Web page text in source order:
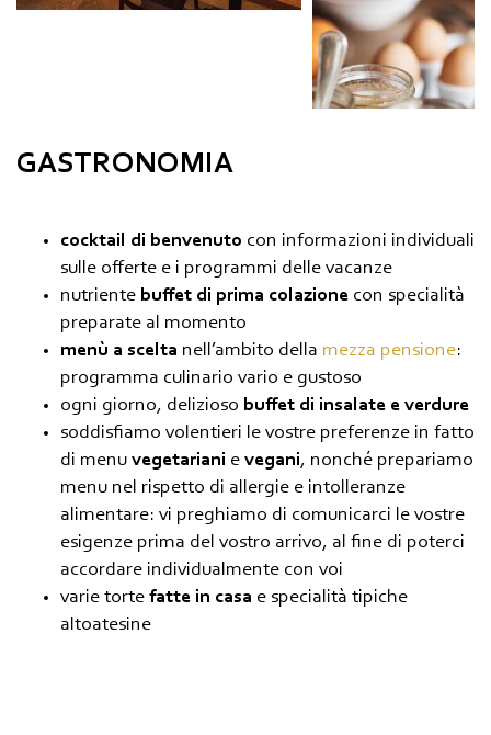
GASTRONOMIA
cocktail di benvenuto con informazioni individuali
sulle offerte e i programmi delle vacanze
nutriente buffet di prima colazione con specialità
preparate al momento
menù a scelta nell’ambito della mezza pensione:
programma culinario vario e gustoso
ogni giorno, delizioso buffet di insalate e verdure
soddisfiamo volentieri le vostre preferenze in fatto
di menu vegetariani e vegani, nonché prepariamo
menu nel rispetto di allergie e intolleranze
alimentare: vi preghiamo di comunicarci le vostre
esigenze prima del vostro arrivo, al fine di poterci
accordare individualmente con voi
varie torte fatte in casa e specialità tipiche
altoatesine